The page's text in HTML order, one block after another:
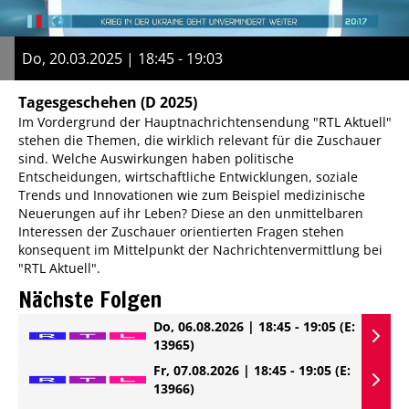
Do, 20.03.2025 | 18:45 - 19:03
Tagesgeschehen (D 2025)
Im Vordergrund der Hauptnachrichtensendung "RTL Aktuell"
stehen die Themen, die wirklich relevant für die Zuschauer
sind. Welche Auswirkungen haben politische
Entscheidungen, wirtschaftliche Entwicklungen, soziale
Trends und Innovationen wie zum Beispiel medizinische
Neuerungen auf ihr Leben? Diese an den unmittelbaren
Interessen der Zuschauer orientierten Fragen stehen
konsequent im Mittelpunkt der Nachrichtenvermittlung bei
"RTL Aktuell".
Nächste Folgen
Do, 06.08.2026 | 18:45 - 19:05 (E:
13965)
Fr, 07.08.2026 | 18:45 - 19:05 (E:
13966)